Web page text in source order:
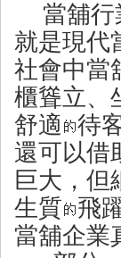
當舖
就是現代
社會中當
櫃聳立、
舒適
待
還可以
巨大，但
生質
飛
當舖企業